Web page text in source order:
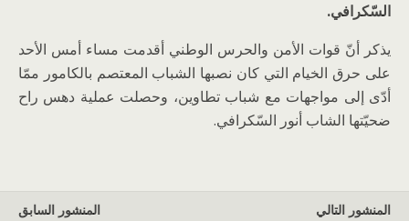
السّكرافي.
يذكر أنّ قوات الأمن والحرس الوطني أقدمت مساء أمس الأحد
على حرق الخيام التي كان نصبها الشباب المعتصم بالكامور ممّا
أدّى إلى مواجهات مع شباب تطاوين، وحصلت عملية دهس راح
ضحيّتها الشاب أنور السّكرافي.
المنشور السابق
المنشور التالي